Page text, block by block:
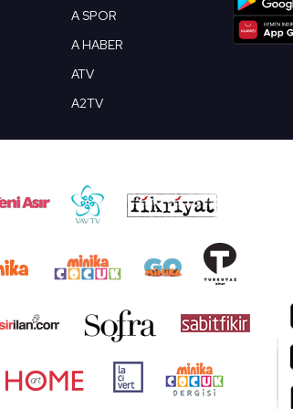
A SPOR
A HABER
ATV
A2TV